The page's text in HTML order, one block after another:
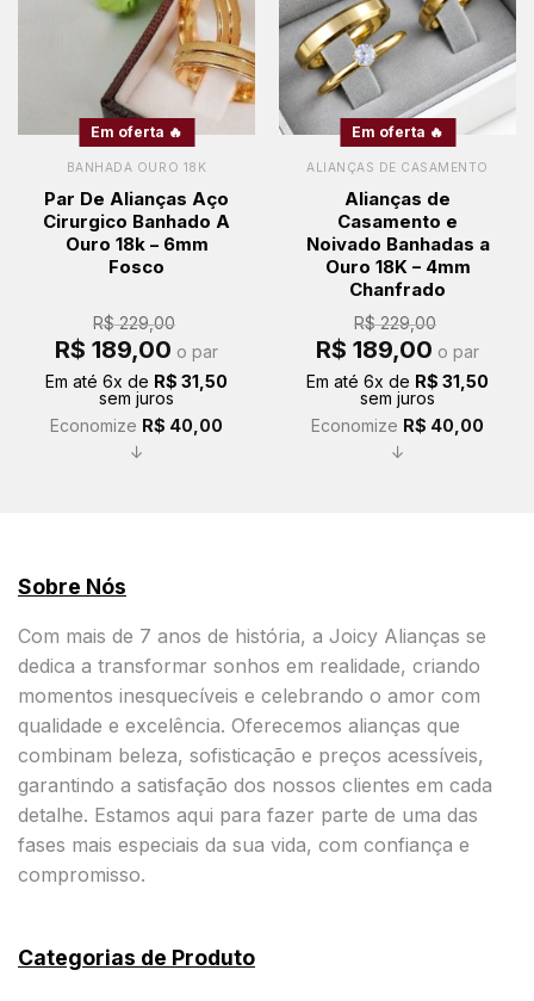
Em oferta 🔥
BANHADA OURO 18K
Par De Alianças Aço
Cirurgico Banhado A
Ouro 18k – 6mm
Fosco
R$229,00
O
preço
era:
R$ 229,00.
R$ 189,00 preço
é:
R$ 189,00.
o par
Em até 6x de R$ 31,50
sem juros
Economize R$ 40,00
↓
Em oferta 🔥
ALIANÇAS DE CASAMENTO
Alianças de
Casamento e
Noivado Banhadas a
Ouro 18K – 4mm
Chanfrado
R$229,00
O
preço
era:
R$ 229,00.
R$ 189,00 preço
é:
R$ 189,00.
o par
Em até 6x de R$ 31,50
sem juros
Economize R$ 40,00
↓
Sobre Nós
Com mais de 7 anos de história, a Joicy Alianças se
dedica a transformar sonhos em realidade, criando
momentos inesquecíveis e celebrando o amor com
qualidade e excelência. Oferecemos alianças que
combinam beleza, sofisticação e preços acessíveis,
garantindo a satisfação dos nossos clientes em cada
detalhe. Estamos aqui para fazer parte de uma das
fases mais especiais da sua vida, com confiança e
compromisso.
Categorias de Produto